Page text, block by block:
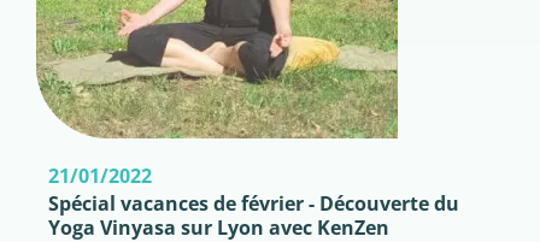
21/01/2022
Spécial vacances de février - Découverte du
Yoga Vinyasa sur Lyon avec KenZen